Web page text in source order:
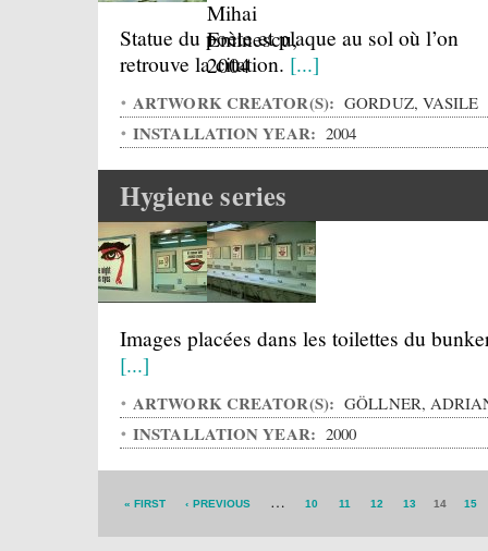
Statue du poète et plaque au sol où l’on
retrouve la citation. [...]
ARTWORK CREATOR(S): GORDUZ, VASILE
INSTALLATION YEAR: 2004
Hygiene series
Images placées dans les toilettes du
[...]
ARTWORK CREATOR(S): GÖLLNER,
INSTALLATION YEAR: 2000
« FIRST ‹ PREVIOUS … 10 11 12 13 14 15